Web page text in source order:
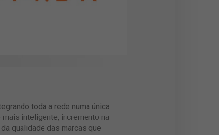
toda a rede numa única
inteligente, incremento na
qualidade das marcas que